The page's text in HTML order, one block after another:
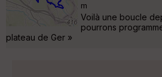
m
Voilà une boucle
pourrons
plateau de Ger »